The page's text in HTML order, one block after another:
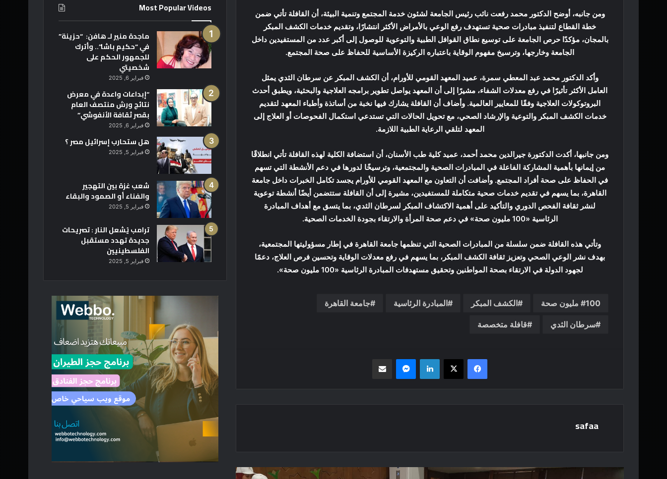
ومن جانبه، أوضح الدكتور محمد رفعت نائب رئيس الجامعة لشئون خدمة المجتمع وتنمية البيئة، أن القافلة تأتي ضمن
خطة القطاع لتنفيذ مبادرات صحية تستهدف رفع الوعي بالأمراض الأكثر انتشارًا، وتقديم خدمات الكشف المبكر
بالمجان، مؤكدًا حرص الجامعة على توسيع نطاق القوافل الطبية والتوعوية للوصول إلى أكبر عدد من المستفيدين داخل
الجامعة وخارجها، وترسيخ مفهوم الوقاية باعتباره الركيزة الأساسية للحفاظ على صحة المجتمع.
وأكد الدكتور محمد عبد المعطي سمرة، عميد المعهد القومي للأورام، أن الكشف المبكر عن سرطان الثدي يمثل
العامل الأكثر تأثيرًا في رفع معدلات الشفاء، مشيرًا إلى أن المعهد يواصل تطوير برامجه العلاجية والبحثية، ويطبق أحدث
البروتوكولات العلاجية وفقًا للمعايير العالمية. وأضاف أن القافلة يشارك فيها نخبة من أساتذة وأطباء المعهد لتقديم
خدمات الكشف المبكر والتوعية والإرشاد الصحي، مع تحويل الحالات التي تستدعي استكمال الفحوصات أو العلاج إلى
المعهد لتلقي الرعاية الطبية اللازمة.
ومن جانبها، أكدت الدكتورة جيرالدين محمد أحمد، عميد كلية طب الأسنان، أن استضافة الكلية لهذه القافلة تأتي انطلاقًا
من إيمانها بأهمية المشاركة الفاعلة في المبادرات الصحية والمجتمعية، وترسيخًا لدورها في دعم الأنشطة التي تسهم
في الحفاظ على صحة أفراد المجتمع. وأضافت أن التعاون مع المعهد القومي للأورام يجسد تكامل الخبرات داخل جامعة
القاهرة، بما يسهم في تقديم خدمات صحية متكاملة للمستفيدين، مشيرة إلى أن القافلة ستتضمن أيضًا أنشطة توعوية
لنشر ثقافة الفحص الدوري والتأكيد على أهمية الاكتشاف المبكر لسرطان الثدي، بما يتسق مع أهداف المبادرة
الرئاسية «100 مليون صحة» في دعم صحة المرأة والارتقاء بجودة الخدمات الصحية.
وتأتي هذه القافلة ضمن سلسلة من المبادرات الصحية التي تنظمها جامعة القاهرة في إطار مسؤوليتها المجتمعية،
بهدف نشر الوعي الصحي وتعزيز ثقافة الكشف المبكر، بما يسهم في رفع معدلات الوقاية وتحسين فرص العلاج، دعمًا
لجهود الدولة في الارتقاء بصحة المواطنين وتحقيق مستهدفات المبادرة الرئاسية «100 مليون صحة».
100 مليون صحة الكشف المبكر المبادرة الرئاسية جامعة القاهرة
سرطان الثدي قافلة متخصصة
فيسبوك لينكدإن
safaa
Most Popular Videos
ماجدة منير لـ هافن: “حزينة”
في “حكيم باشا”.. وأترك
للجمهور الحكم على
شخصيتي
فبراير 6, 2025
“إبداعات واعدة في معرض
نتائج ورش منتصف العام
بقصر ثقافة الأنفوشي”
فبراير 6, 2025
هل ستحارب إسرائيل مصر ؟
فبراير 5, 2025
شعب غزة بين التهجير
والفناء أو الصمود والبقاء
فبراير 5, 2025
ترامب يُشعل النار : تصريحات
جديدة تهدد مستقبل
الفلسطينيين
فبراير 5, 2025